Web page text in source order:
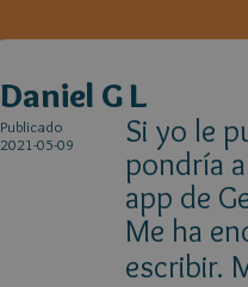
Daniel G L
Publicado
2021-05-09
Si yo le
pondría
app de
Me ha
escribir.